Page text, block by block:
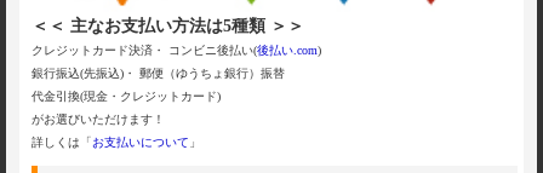
＜＜ 主なお支払い方法は5種類 ＞＞
クレジットカード決済・ コンビニ後払い(後払い.com)
銀行振込(先振込)・ 郵便（ゆうちょ銀行）振替
代金引換(現金・クレジットカード)
がお選びいただけます！
詳しくは「お支払いについて 」